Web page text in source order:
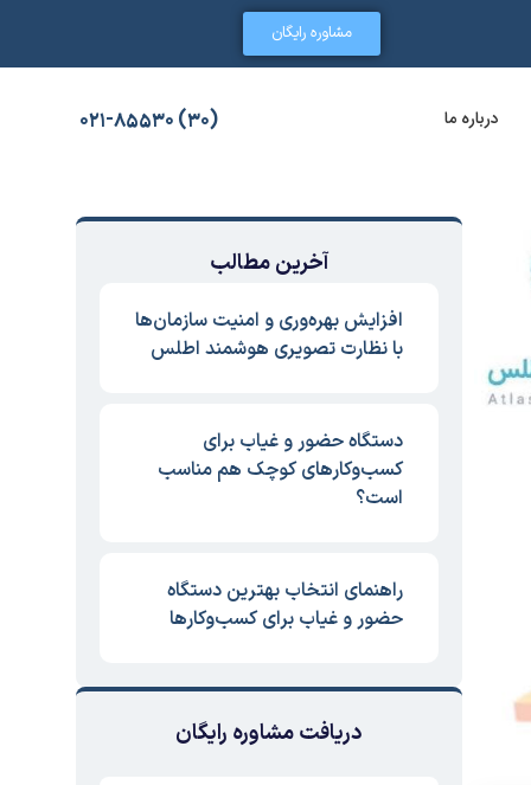
مشاوره رایگان
درباره ما (30) 021-85530
آخرین مطالب
افزایش بهره‌وری و امنیت سازمان‌ها
با نظارت تصویری هوشمند اطلس
دستگاه حضور و غیاب برای
کسب‌وکارهای کوچک هم مناسب
است؟
راهنمای انتخاب بهترین دستگاه
حضور و غیاب برای کسب‌وکارها
دریافت مشاوره رایگان